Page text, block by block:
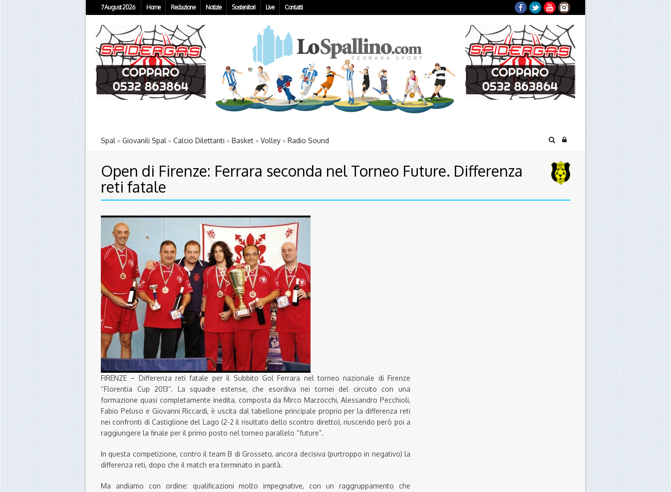
7 August 2026 Home Redazione Notizie Sostenitori Live Contatti Facebook
TwitterYouTubeInstagram
Spal Giovanili Spal Calcio Dilettanti Basket Volley Radio Sound
Open di Firenze: Ferrara seconda nel Torneo Future. Differenza
reti fatale
FIRENZE – Differenza reti fatale per il Subbito Gol Ferrara nel torneo nazionale di Firenze
“Florentia Cup 2013”. La squadre estense, che esordiva nei tornei del circuito con una
formazione quasi completamente inedita, composta da Mirco Marzocchi, Alessandro Pecchioli,
Fabio Peluso e Giovanni Riccardi, è uscita dal tabellone principale proprio per la differenza reti
nei confronti di Castiglione del Lago (2-2 il risultato dello scontro diretto), riuscendo però poi a
raggiungere la finale per il primo posto nel torneo parallelo “future”.
In questa competizione, contro il team B di Grosseto, ancora decisiva (purtroppo in negativo) la
differenza reti, dopo che il match era terminato in parità.
Ma andiamo con ordine: qualificazioni molto impegnative, con un raggruppamento che